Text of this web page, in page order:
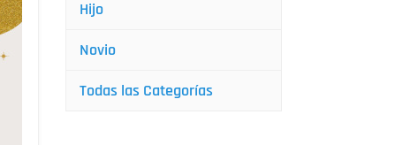
Hijo
Novio
Todas las Categorías